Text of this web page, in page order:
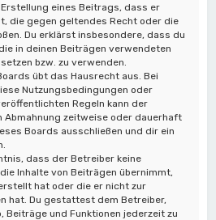
eines Beitrags, dass er
die gegen geltendes Recht oder die
Du erklärst insbesondere, dass du
in deinen Beiträgen verwendeten
bzw. zu verwenden.
übt das Hausrecht aus. Bei
Nutzungsbedingungen oder
Regeln kann der
Abmahnung zeitweise oder dauerhaft
Boards ausschließen und dir ein
dass der Betreiber keine
Inhalte von Beiträgen übernimmt,
hat oder die er nicht zur
hat. Du gestattest dem Betreiber,
Beiträge und Funktionen jederzeit zu